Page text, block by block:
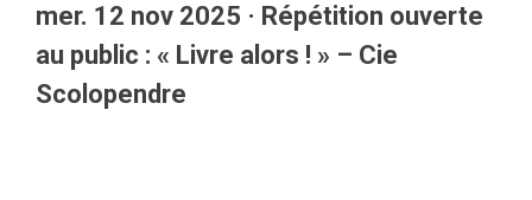
mer. 12 nov 2025 · Répétition ouverte
au public : « Livre alors ! » – Cie
Scolopendre